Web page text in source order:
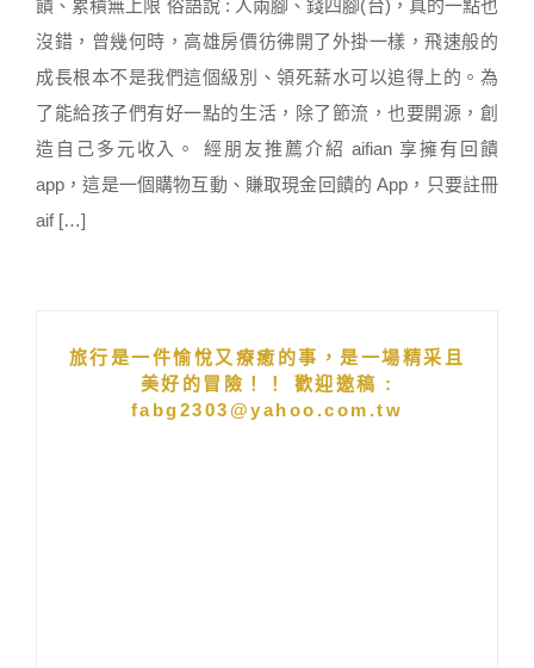
饋、累積無上限 俗語說 : 人兩腳、錢四腳(台)，真的一點也
沒錯，曾幾何時，高雄房價彷彿開了外掛一樣，飛速般的
成長根本不是我們這個級別、領死薪水可以追得上的。為
了能給孩子們有好一點的生活，除了節流，也要開源，創
造自己多元收入。 經朋友推薦介紹 aifian 享擁有回饋
app，這是一個購物互動、賺取現金回饋的 App，只要註冊
aif […]
旅行是一件愉悅又療癒的事，是一場精采且
美好的冒險！！ 歡迎邀稿 :
fabg2303@yahoo.com.tw